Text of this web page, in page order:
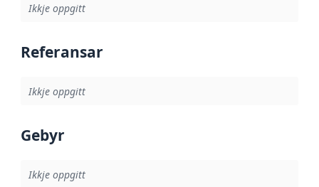
Ikkje oppgitt
Referansar
Ikkje oppgitt
Gebyr
Ikkje oppgitt